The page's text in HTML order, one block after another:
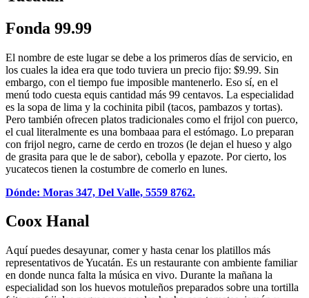
Fonda 99.99
El nombre de este lugar se debe a los primeros días de servicio, en
los cuales la idea era que todo tuviera un precio fijo: $9.99. Sin
embargo, con el tiempo fue imposible mantenerlo. Eso sí, en el
menú todo cuesta equis cantidad más 99 centavos. La especialidad
es la sopa de lima y la cochinita pibil (tacos, pambazos y tortas).
Pero también ofrecen platos tradicionales como el frijol con puerco,
el cual literalmente es una bombaaa para el estómago. Lo preparan
con frijol negro, carne de cerdo en trozos (le dejan el hueso y algo
de grasita para que le de sabor), cebolla y epazote. Por cierto, los
yucatecos tienen la costumbre de comerlo en lunes.
Dónde: Moras 347, Del Valle, 5559 8762.
Coox Hanal
Aquí puedes desayunar, comer y hasta cenar los platillos más
representativos de Yucatán. Es un restaurante con ambiente familiar
en donde nunca falta la música en vivo. Durante la mañana la
especialidad son los huevos motuleños preparados sobre una tortilla